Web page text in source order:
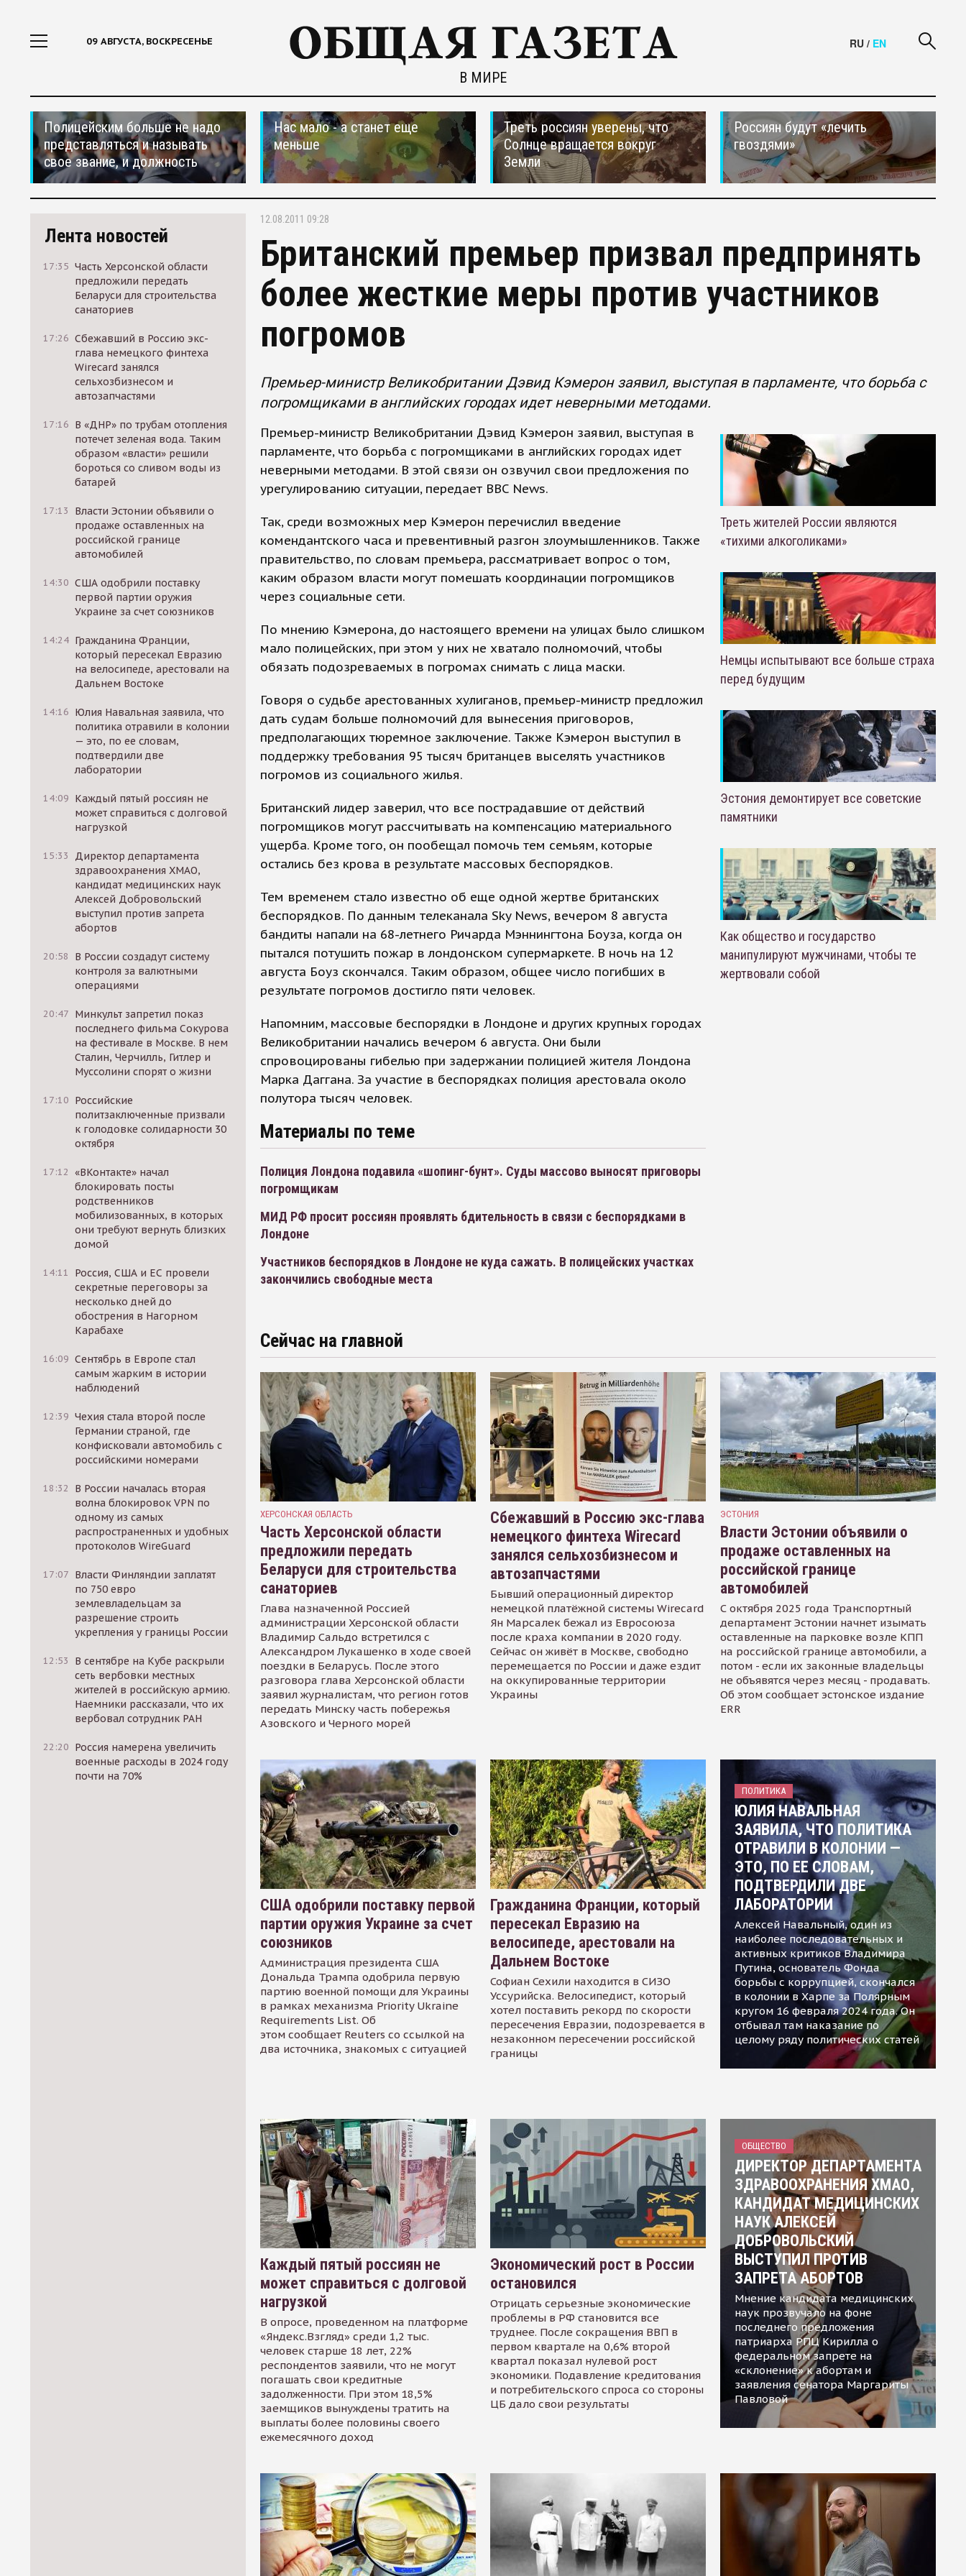
09 АВГУСТА, ВОСКРЕСЕНЬЕ
В МИРЕ
RU / EN
Полицейским больше не надо
представляться и называть
свое звание, и должность
Нас мало - а станет еще
меньше
Треть россиян уверены, что
Солнце вращается вокруг
Земли
Россиян будут «лечить
гвоздями»
Лента новостей
17:35 Часть Херсонской области
предложили передать
Беларуси для строительства
санаториев
17:26 Сбежавший в Россию экс-
глава немецкого финтеха
Wirecard занялся
сельхозбизнесом и
автозапчастями
17:16 В «ДНР» по трубам отопления
потечет зеленая вода. Таким
образом «власти» решили
бороться со сливом воды из
батарей
17:13
Власти Эстонии объявили о
продаже оставленных на
российской границе
автомобилей
14:30 США одобрили поставку
первой партии оружия
Украине за счет союзников
14:24 Гражданина Франции,
который пересекал Евразию
на велосипеде, арестовали на
Дальнем Востоке
14:16 Юлия Навальная заявила, что
политика отравили в колонии
— это, по ее словам,
подтвердили две
лаборатории
14:09 Каждый пятый россиян не
может справиться с долговой
нагрузкой
15:33
Директор департамента
здравоохранения ХМАО,
кандидат медицинских наук
Алексей Добровольский
выступил против запрета
абортов
20:58
В России создадут систему
контроля за валютными
операциями
20:47 Минкульт запретил показ
последнего фильма Сокурова
на фестивале в Москве. В нем
Сталин, Черчилль, Гитлер и
Муссолини спорят о жизни
17:10 Российские
политзаключенные призвали
к голодовке солидарности 30
октября
17:12 «ВКонтакте» начал
блокировать посты
родственников
мобилизованных, в которых
они требуют вернуть близких
домой
14:11
Россия, США и ЕС провели
секретные переговоры за
несколько дней до
обострения в Нагорном
Карабахе
16:09 Сентябрь в Европе стал
самым жарким в истории
наблюдений
12:39 Чехия стала второй после
Германии страной, где
конфисковали автомобиль с
российскими номерами
18:32
В России началась вторая
волна блокировок VPN по
одному из самых
распространенных и удобных
протоколов WireGuard
17:07 Власти Финляндии заплатят
по 750 евро
землевладельцам за
разрешение строить
укрепления у границы России
12:53
В сентябре на Кубе раскрыли
сеть вербовки местных
жителей в российскую армию.
Наемники рассказали, что их
вербовал сотрудник РАН
22:20 Россия намерена увеличить
военные расходы в 2024 году
почти на 70%
12.08.2011 09:28
Британский премьер призвал предпринять
более жесткие меры против участников
погромов
Премьер-министр Великобритании Дэвид Кэмерон заявил, выступая в парламенте, что борьба с
погромщиками в английских городах идет неверными методами.
Премьер-министр Великобритании Дэвид Кэмерон заявил, выступая в
парламенте, что борьба с погромщиками в английских городах идет
неверными методами. В этой связи он озвучил свои предложения по
урегулированию ситуации, передает BBC News.
Так, среди возможных мер Кэмерон перечислил введение
комендантского часа и превентивный разгон злоумышленников. Также
правительство, по словам премьера, рассматривает вопрос о том,
каким образом власти могут помешать координации погромщиков
через социальные сети.
По мнению Кэмерона, до настоящего времени на улицах было слишком
мало полицейских, при этом у них не хватало полномочий, чтобы
обязать подозреваемых в погромах снимать с лица маски.
Говоря о судьбе арестованных хулиганов, премьер-министр предложил
дать судам больше полномочий для вынесения приговоров,
предполагающих тюремное заключение. Также Кэмерон выступил в
поддержку требования 95 тысяч британцев выселять участников
погромов из социального жилья.
Британский лидер заверил, что все пострадавшие от действий
погромщиков могут рассчитывать на компенсацию материального
ущерба. Кроме того, он пообещал помочь тем семьям, которые
остались без крова в результате массовых беспорядков.
Тем временем стало известно об еще одной жертве британских
беспорядков. По данным телеканала Sky News, вечером 8 августа
бандиты напали на 68-летнего Ричарда Мэннингтона Боуза, когда он
пытался потушить пожар в лондонском супермаркете. В ночь на 12
августа Боуз скончался. Таким образом, общее число погибших в
результате погромов достигло пяти человек.
Напомним, массовые беспорядки в Лондоне и других крупных городах
Великобритании начались вечером 6 августа. Они были
спровоцированы гибелью при задержании полицией жителя Лондона
Марка Даггана. За участие в беспорядках полиция арестовала около
полутора тысяч человек.
Материалы по теме
Полиция Лондона подавила «шопинг-бунт». Суды массово выносят приговоры
погромщикам
МИД РФ просит россиян проявлять бдительность в связи с беспорядками в
Лондоне
Участников беспорядков в Лондоне не куда сажать. В полицейских участках
закончились свободные места
Треть жителей России являются
«тихими алкоголиками»
Немцы испытывают все больше страха
перед будущим
Эстония демонтирует все советские
памятники
Как общество и государство
манипулируют мужчинами, чтобы те
жертвовали собой
Сейчас на главной
ХЕРСОНСКАЯ ОБЛАСТЬ
Часть Херсонской области
предложили передать
Беларуси для строительства
санаториев
Глава назначенной Россией
администрации Херсонской области
Владимир Сальдо встретился с
Александром Лукашенко в ходе своей
поездки в Беларусь. После этого
разговора глава Херсонской области
заявил журналистам, что регион готов
передать Минску часть побережья
Азовского и Черного морей
Сбежавший в Россию экс-глава
немецкого финтеха Wirecard
занялся сельхозбизнесом и
автозапчастями
Бывший операционный директор
немецкой платёжной системы Wirecard
Ян Марсалек бежал из Евросоюза
после краха компании в 2020 году.
Сейчас он живёт в Москве, свободно
перемещается по России и даже ездит
на оккупированные территории
Украины
ЭСТОНИЯ
Власти Эстонии объявили о
продаже оставленных на
российской границе
автомобилей
С октября 2025 года Транспортный
департамент Эстонии начнет изымать
оставленные на парковке возле КПП
на российской границе автомобили, а
потом - если их законные владельцы
не объявятся через месяц - продавать.
Об этом сообщает эстонское издание
ERR
США одобрили поставку первой
партии оружия Украине за счет
союзников
Администрация президента США
Дональда Трампа одобрила первую
партию военной помощи для Украины
в рамках механизма Priority Ukraine
Requirements List. Об
этом сообщает Reuters со ссылкой на
два источника, знакомых с ситуацией
Гражданина Франции, который
пересекал Евразию на
велосипеде, арестовали на
Дальнем Востоке
Софиан Сехили находится в СИЗО
Уссурийска. Велосипедист, который
хотел поставить рекорд по скорости
пересечения Евразии, подозревается в
незаконном пересечении российской
границы
ПОЛИТИКА
ЮЛИЯ НАВАЛЬНАЯ
ЗАЯВИЛА, ЧТО ПОЛИТИКА
ОТРАВИЛИ В КОЛОНИИ —
ЭТО, ПО ЕЕ СЛОВАМ,
ПОДТВЕРДИЛИ ДВЕ
ЛАБОРАТОРИИ
Алексей Навальный, один из
наиболее последовательных и
активных критиков Владимира
Путина, основатель Фонда
борьбы с коррупцией, скончался
в колонии в Харпе за Полярным
кругом 16 февраля 2024 года. Он
отбывал там наказание по
целому ряду политических статей
Каждый пятый россиян не
может справиться с долговой
нагрузкой
В опросе, проведенном на платформе
«Яндекс.Взгляд» среди 1,2 тыс.
человек старше 18 лет, 22%
респондентов заявили, что не могут
погашать свои кредитные
задолженности. При этом 18,5%
заемщиков вынуждены тратить на
выплаты более половины своего
ежемесячного доход
Экономический рост в России
остановился
Отрицать серьезные экономические
проблемы в РФ становится все
труднее. После сокращения ВВП в
первом квартале на 0,6% второй
квартал показал нулевой рост
экономики. Подавление кредитования
и потребительского спроса со стороны
ЦБ дало свои результаты
ОБЩЕСТВО
ДИРЕКТОР ДЕПАРТАМЕНТА
ЗДРАВООХРАНЕНИЯ ХМАО,
КАНДИДАТ МЕДИЦИНСКИХ
НАУК АЛЕКСЕЙ
ДОБРОВОЛЬСКИЙ
ВЫСТУПИЛ ПРОТИВ
ЗАПРЕТА АБОРТОВ
Мнение кандидата медицинских
наук прозвучало на фоне
последнего предложения
патриарха РПЦ Кирилла о
федеральном запрете на
«склонение» к абортам и
заявления сенатора Маргариты
Павловой